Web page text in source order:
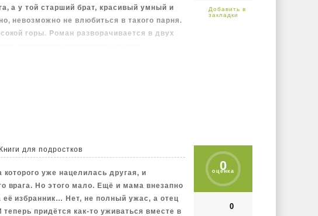
а у той старший брат, красивый умный и
невозможно не влюбиться в такого парня.
горы. Роман разворачивается в двух
0
оценка
0
для подростков
которого уже нацелилась другая, и
врага. Но этого мало. Ещё и мама внезапно
её избранник… Нет, не полный ужас, а отец
теперь придётся как-то уживаться вместе в